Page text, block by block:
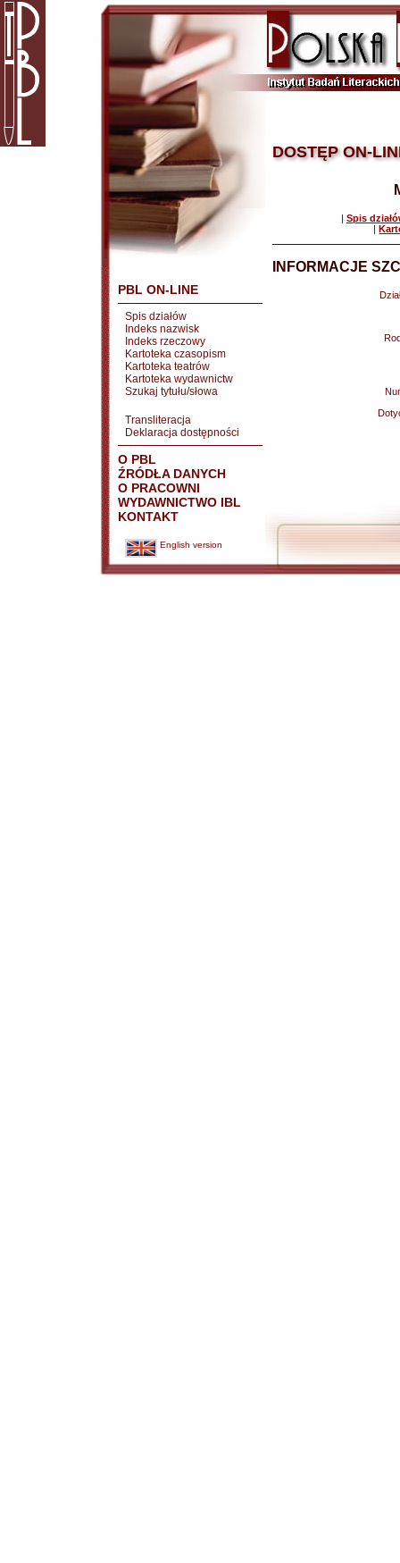
PBL ON-LINE
Spis działów
Indeks nazwisk
Indeks rzeczowy
Kartoteka czasopism
Kartoteka teatrów
Kartoteka wydawnictw
Szukaj tytułu/słowa
Transliteracja
Deklaracja dostępności
O PBL
ŹRÓDŁA DANYCH
O PRACOWNI
WYDAWNICTWO IBL
KONTAKT
English version
DOSTĘP ON-
| Spis
|
INFORMACJE